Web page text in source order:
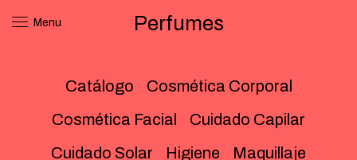
Menu Perfumes
Catálogo
Cosmética Corporal
Cosmética Facial
Cuidado Capilar
Cuidado Solar
Higiene
Maquillaje